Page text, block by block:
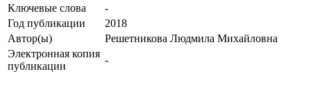
Ключевые cлова
-
Год публикации
2018
Автор(ы)
Решетникова Людмила Михайловна
Электронная копия
публикации
-